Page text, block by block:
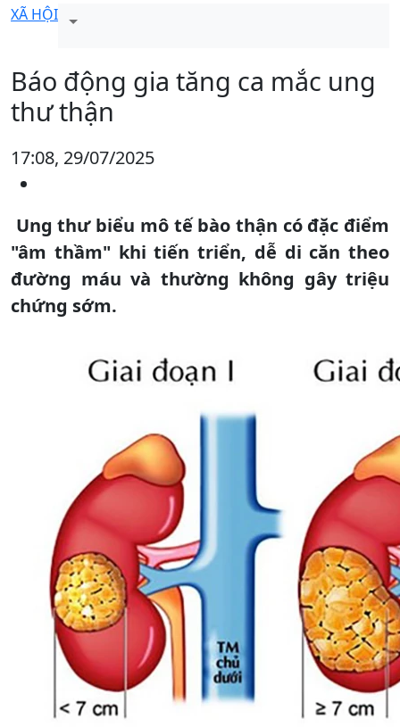
XÃ HỘI
Báo động gia tăng ca mắc ung
thư thận
17:08, 29/07/2025
Ung thư biểu mô tế bào thận có đặc điểm
"âm thầm" khi tiến triển, dễ di căn theo
đường máu và thường không gây triệu
chứng sớm.